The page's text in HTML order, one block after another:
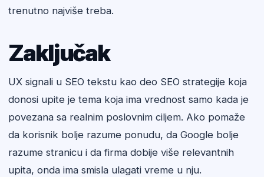
trenutno najviše treba.
Zaključak
UX signali u SEO tekstu kao deo SEO strategije koja
donosi upite je tema koja ima vrednost samo kada je
povezana sa realnim poslovnim ciljem. Ako pomaže
da korisnik bolje razume ponudu, da Google bolje
razume stranicu i da firma dobije više relevantnih
upita, onda ima smisla ulagati vreme u nju.